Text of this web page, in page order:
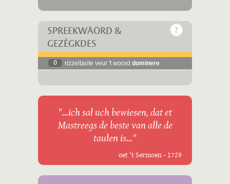
SPREEKWÄÖRD &
GEZÈGKDES
0 rizzeltaote veur 't woord dominere
"...ich sal uch bewiesen, dat et
Mastreegs de beste van alle de
taulen is..."
oet 't Sermoen - 1729